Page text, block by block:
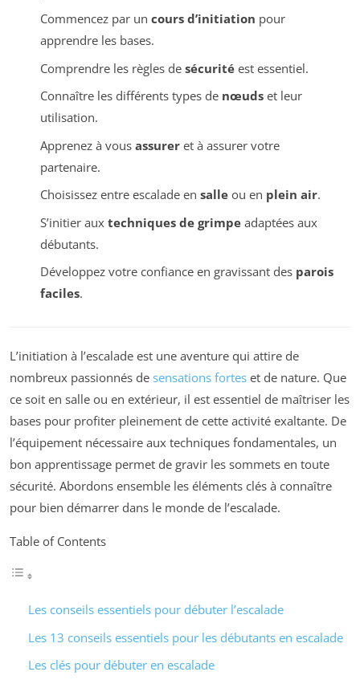
Commencez par un cours d’initiation pour
apprendre les bases.
Comprendre les règles de sécuritéest essentiel.
Connaître les différents types de nœudset leur
utilisation.
Apprenez à vous assureret à assurer votre
partenaire.
Choisissez entre escalade en salleou en plein air.
S’initier aux techniques de grimpeadaptées aux
débutants.
Développez votre confiance en gravissant des parois
faciles.
L’initiation à l’escalade est une aventure qui attire de
nombreux passionnés de sensations fortes et de nature. Que
ce soit en salle ou en extérieur, il est essentiel de maîtriser les
bases pour profiter pleinement de cette activité exaltante. De
l’équipement nécessaire aux techniques fondamentales, un
bon apprentissage permet de gravir les sommets en toute
sécurité. Abordons ensemble les éléments clés à connaître
pour bien démarrer dans le monde de l’escalade.
Table of Contents
Les conseils essentiels pour débuter l’escalade
Les 13 conseils essentiels pour les débutants en escalade
Les clés pour débuter en escalade